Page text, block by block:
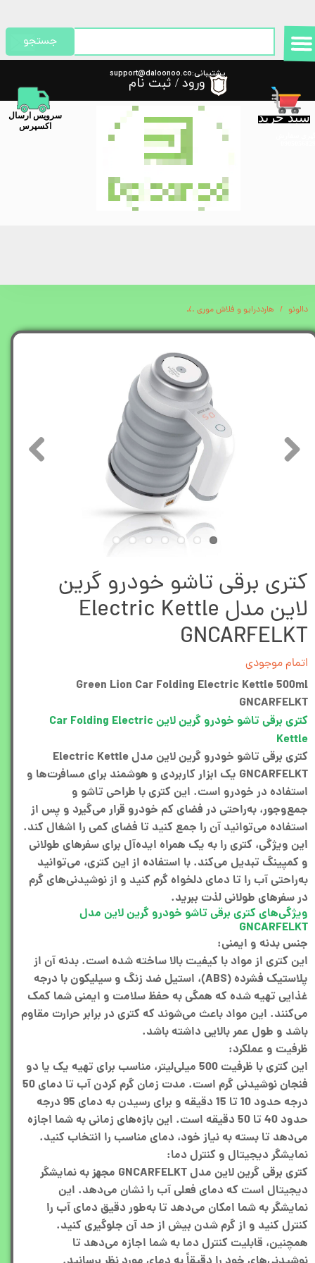
پشتیبانی:support@daloonoo.co
m
سبد خرید
​سرویس ارسال
اکسپرس
جستجو
ورود / ثبت نام
حساب کاربری من
تغییر گذر واژه
سفارشات
خروج از حساب کاربری
دالونو هارددرایو و فلاش موری
کتری برقی تاشو خودرو گرین
لاین مدل Electric Kettle
GNCARFELKT
اتمام موجودی
Green Lion Car Folding Electric Kettle 500ml
GNCARFELKT
کتری برقی تاشو خودرو گرین لاین Car Folding Electric
Kettle
کتری برقی تاشو خودرو گرین لاین مدل Electric Kettle
GNCARFELKT یک ابزار کاربردی و هوشمند برای مسافرت‌ها و
استفاده در خودرو است. این کتری با طراحی تاشو و
جمع‌وجور، به‌راحتی در فضای کم خودرو قرار می‌گیرد و پس از
استفاده می‌توانید آن را جمع کنید تا فضای کمی را اشغال کند.
این ویژگی، کتری را به یک همراه ایده‌آل برای سفرهای طولانی
و کمپینگ تبدیل می‌کند. با استفاده از این کتری، می‌توانید
به‌راحتی آب را تا دمای دلخواه گرم کنید و از نوشیدنی‌های گرم
در سفرهای طولانی لذت ببرید.
ویژگی‌های کتری برقی تاشو خودرو گرین لاین مدل
GNCARFELKT
جنس بدنه و ایمنی:
این کتری از مواد با کیفیت بالا ساخته شده است. بدنه آن از
پلاستیک فشرده (ABS)، استیل ضد زنگ و سیلیکون با درجه
غذایی تهیه شده که همگی به حفظ سلامت و ایمنی شما کمک
می‌کنند. این مواد باعث می‌شوند که کتری در برابر حرارت مقاوم
باشد و طول عمر بالایی داشته باشد.
ظرفیت و عملکرد:
این کتری با ظرفیت 500 میلی‌لیتر، مناسب برای تهیه یک یا دو
فنجان نوشیدنی گرم است. مدت زمان گرم کردن آب تا دمای 50
درجه حدود 10 تا 15 دقیقه و برای رسیدن به دمای 95 درجه
حدود 40 تا 50 دقیقه است. این بازه‌های زمانی به شما اجازه
می‌دهد تا بسته به نیاز خود، دمای مناسب را انتخاب کنید.
نمایشگر دیجیتال و کنترل دما:
کتری برقی گرین لاین مدل GNCARFELKT مجهز به نمایشگر
دیجیتال است که دمای فعلی آب را نشان می‌دهد. این
نمایشگر به شما امکان می‌دهد تا به‌طور دقیق دمای آب را
کنترل کنید و از گرم شدن بیش از حد آن جلوگیری کنید.
همچنین، قابلیت کنترل دما به شما اجازه می‌دهد تا